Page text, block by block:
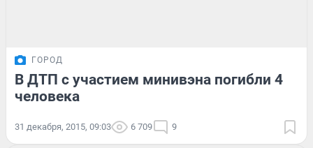
ГОРОД
В ДТП с участием минивэна погибли 4
человека
31 декабря, 2015, 09:03 6 709 9